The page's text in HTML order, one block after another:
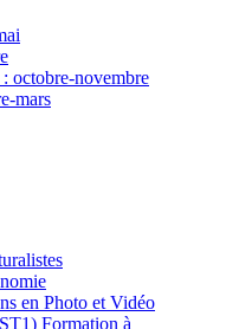
octobre-novembre
mars
en Photo et Vidéo
Formation à